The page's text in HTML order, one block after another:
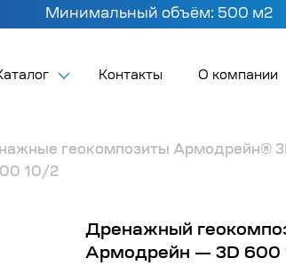
Контакты О компании
геокомпозиты Армодрейн®
10/2
Дренажный
Армодрейн — 3D 600
Минимальный объём: 500 м2